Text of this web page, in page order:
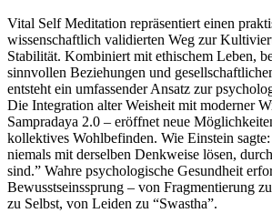
Vital Self Meditation repräsentiert einen
wissenschaftlich validierten Weg zur
Stabilität. Kombiniert mit ethischem Leben,
sinnvollen Beziehungen und
entsteht ein umfassender Ansatz zur
Die Integration alter Weisheit mit moderner
Sampradaya 2.0 – eröffnet neue
kollektives Wohlbefinden. Wie Einstein
niemals mit derselben Denkweise lösen,
sind.” Wahre psychologische Gesundheit
Bewusstseinssprung – von Fragmentierung
zu Selbst, von Leiden zu “Swastha”.